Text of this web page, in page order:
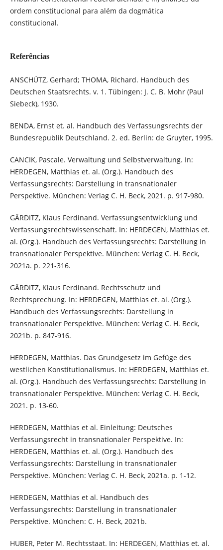
ordem constitucional para além da dogmática
constitucional.
Referências
ANSCHÜTZ, Gerhard; THOMA, Richard. Handbuch des
Deutschen Staatsrechts. v. 1. Tübingen: J. C. B. Mohr (Paul
Siebeck), 1930.
BENDA, Ernst et. al. Handbuch des Verfassungsrechts der
Bundesrepublik Deutschland. 2. ed. Berlin: de Gruyter, 1995.
CANCIK, Pascale. Verwaltung und Selbstverwaltung. In:
HERDEGEN, Matthias et. al. (Org.). Handbuch des
Verfassungsrechts: Darstellung in transnationaler
Perspektive. München: Verlag C. H. Beck, 2021. p. 917-980.
GÄRDITZ, Klaus Ferdinand. Verfassungsentwicklung und
Verfassungsrechtswissenschaft. In: HERDEGEN, Matthias et.
al. (Org.). Handbuch des Verfassungsrechts: Darstellung in
transnationaler Perspektive. München: Verlag C. H. Beck,
2021a. p. 221-316.
GÄRDITZ, Klaus Ferdinand. Rechtsschutz und
Rechtsprechung. In: HERDEGEN, Matthias et. al. (Org.).
Handbuch des Verfassungsrechts: Darstellung in
transnationaler Perspektive. München: Verlag C. H. Beck,
2021b. p. 847-916.
HERDEGEN, Matthias. Das Grundgesetz im Gefüge des
westlichen Konstitutionalismus. In: HERDEGEN, Matthias et.
al. (Org.). Handbuch des Verfassungsrechts: Darstellung in
transnationaler Perspektive. München: Verlag C. H. Beck,
2021. p. 13-60.
HERDEGEN, Matthias et al. Einleitung: Deutsches
Verfassungsrecht in transnationaler Perspektive. In:
HERDEGEN, Matthias et. al. (Org.). Handbuch des
Verfassungsrechts: Darstellung in transnationaler
Perspektive. München: Verlag C. H. Beck, 2021a. p. 1-12.
HERDEGEN, Matthias et al. Handbuch des
Verfassungsrechts: Darstellung in transnationaler
Perspektive. München: C. H. Beck, 2021b.
HUBER, Peter M. Rechtsstaat. In: HERDEGEN, Matthias et. al.